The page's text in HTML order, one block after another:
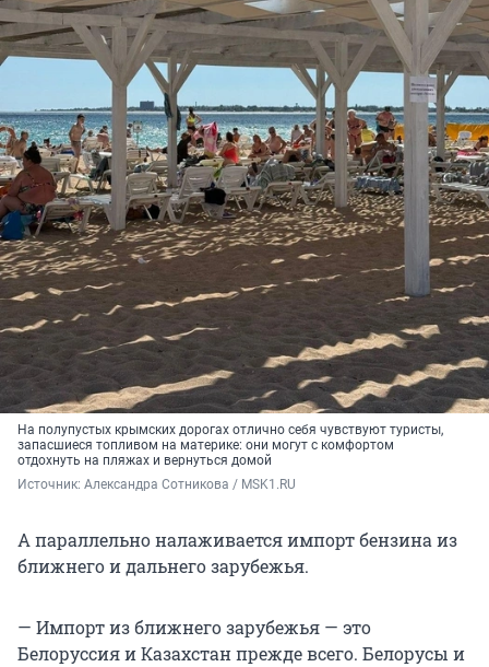
На полупустых крымских дорогах отлично себя чувствуют туристы,
запасшиеся топливом на материке: они могут с комфортом
отдохнуть на пляжах и вернуться домой
Источник: Александра Сотникова / MSK1.RU
А параллельно налаживается импорт бензина из
ближнего и дальнего зарубежья.
— Импорт из ближнего зарубежья — это
Белоруссия и Казахстан прежде всего. Белорусы и